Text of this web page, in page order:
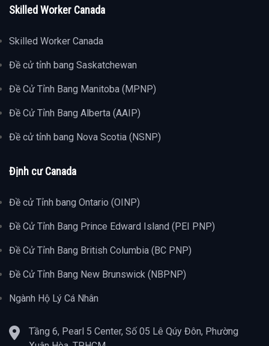
Skilled Worker Canada
Skilled Worker Canada
Đề cử tỉnh bang Saskatchewan
Đề Cử Tỉnh Bang Manitoba (MPNP)
Đề Cử Tỉnh Bang Alberta (AAIP)
Đề cử tỉnh bang Nova Scotia (NSNP)
Định cư Canada
Đề cử Tỉnh bang Ontario (OINP)
Đề Cử Tỉnh Bang Prince Edward Island (PEI PNP)
Đề Cử Tỉnh Bang British Columbia (BC PNP)
Đề Cử Tỉnh Bang New Brunswick (NBPNP)
Ngành Hộ Lý Cá Nhân
Tầng 6, Pearl 5 Center, Số 05 Lê Qúy Đôn, Phường